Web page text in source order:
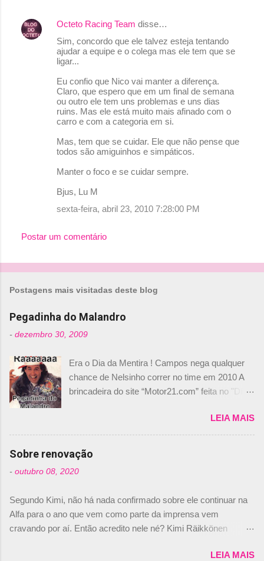
i
o
Octeto Racing Team disse…
Sim, concordo que ele talvez esteja tentando
ajudar a equipe e o colega mas ele tem que se
ligar...
Eu confio que Nico vai manter a diferença.
Claro, que espero que em um final de semana
ou outro ele tem uns problemas e uns dias
ruins. Mas ele está muito mais afinado com o
carro e com a categoria em si.
Mas, tem que se cuidar. Ele que não pense que
todos são amiguinhos e simpáticos.
Manter o foco e se cuidar sempre.
Bjus, Lu M
sexta-feira, abril 23, 2010 7:28:00 PM
Postar um comentário
Postagens mais visitadas deste blog
Pegadinha do Malandro
- dezembro 30, 2009
Era o Dia da Mentira ! Campos nega qualquer
chance de Nelsinho correr no time em 2010 A
brincadeira do site “Motor21.com” feita no "Día
de abril –, afirmando que Nelson Piquet havia
comprado 15% das ações da Campos, dando,
com isso, um lugar no time a Nelsinho Piquet,
foi esclarecida de uma vez por todas por
Daniele Audetto, diretor da escuderia. O
não será o companheiro de Bruno Senna em
2010. "Na verdade, nós recebemos uma oferta
de Piquet", admitiu Audetto. “Mas depois de ter
LEIA MAIS
Sobre renovação
- outubro 08, 2020
Segundo Kimi, não há nada confirmado sobre ele continuar na
Alfa para o ano que vem como parte da imprensa vem
cravando por aí. Então acredito nele né? Kimi Räikkönen
truth but I’ve never had an option in my contract so that’sLEIA MAIS